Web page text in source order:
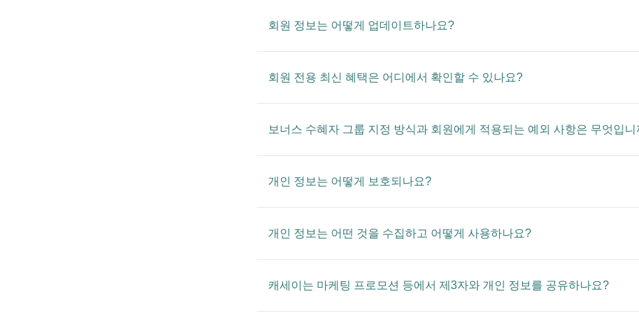
회원 정보는 어떻게 업데이트하나요?
회원 전용 최신 혜택은 어디에서 확인할 수 있나요?
보너스 수혜자 그룹 지정 방식과 회원에게 적용되는 예외 사항은 무엇입니
개인 정보는 어떻게 보호되나요?
개인 정보는 어떤 것을 수집하고 어떻게 사용하나요?
캐세이는 마케팅 프로모션 등에서 제3자와 개인 정보를 공유하나요?